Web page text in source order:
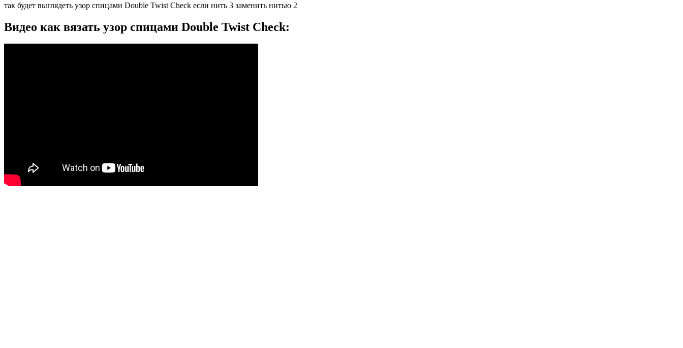
так будет выглядеть узор спицами Double Twist Check если нить 3 заменить нитью 2
Видео как вязать узор спицами Double Twist Check: